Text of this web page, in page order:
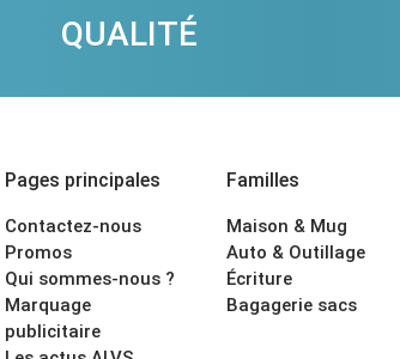
QUALITÉ
Pages principales
Contactez-nous
Promos
Qui sommes-nous ?
Marquage
publicitaire
Familles
Maison & Mug
Auto & Outillage
Écriture
Bagagerie sacs